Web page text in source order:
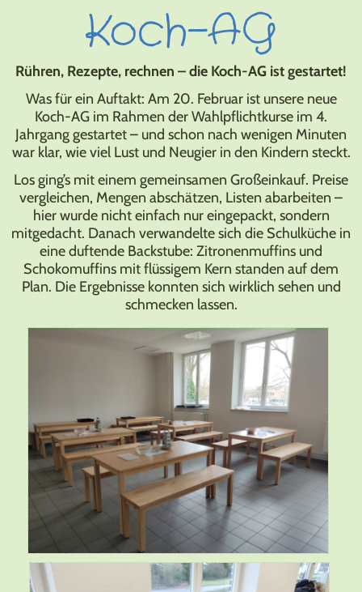
Koch-AG
Rühren, Rezepte, rechnen – die Koch-AG ist gestartet!
Was für ein Auftakt: Am 20. Februar ist unsere neue
Koch-AG im Rahmen der Wahlpflichtkurse im 4.
Jahrgang gestartet – und schon nach wenigen Minuten
war klar, wie viel Lust und Neugier in den Kindern steckt.
Los ging’s mit einem gemeinsamen Großeinkauf. Preise
vergleichen, Mengen abschätzen, Listen abarbeiten –
hier wurde nicht einfach nur eingepackt, sondern
mitgedacht. Danach verwandelte sich die Schulküche in
eine duftende Backstube: Zitronenmuffins und
Schokomuffins mit flüssigem Kern standen auf dem
Plan. Die Ergebnisse konnten sich wirklich sehen und
schmecken lassen.